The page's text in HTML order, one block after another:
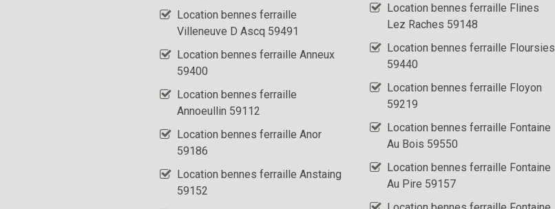
Location bennes ferraille
Villeneuve D Ascq 59491
Location bennes ferraille Anneux
59400
Location bennes ferraille
Annoeullin 59112
Location bennes ferraille Anor
59186
Location bennes ferraille Anstaing
59152
Location bennes ferraille Flines
Lez Raches 59148
Location bennes ferraille Floursies
59440
Location bennes ferraille Floyon
59219
Location bennes ferraille Fontaine
Au Bois 59550
Location bennes ferraille Fontaine
Au Pire 59157